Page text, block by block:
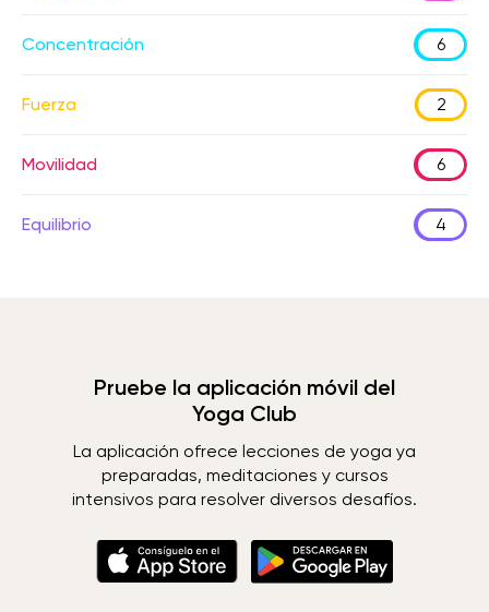
Concentración 6
Fuerza 2
Movilidad 6
Equilibrio 4
Pruebe la aplicación móvil del
Yoga Club
La aplicación ofrece lecciones de yoga ya
preparadas, meditaciones y cursos
intensivos para resolver diversos desafíos.